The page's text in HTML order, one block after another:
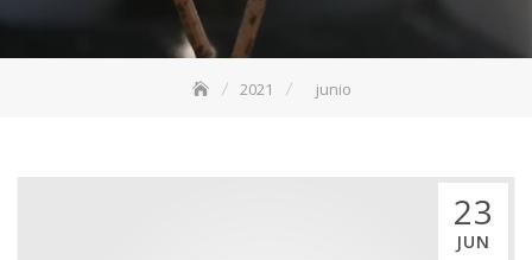
2021 junio
23
JUN